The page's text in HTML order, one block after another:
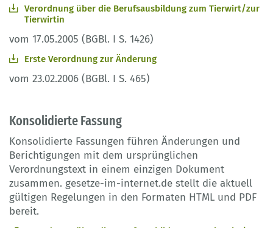
Verordnung über die Berufsausbildung zum Tierwirt/zur
Tierwirtin
vom 17.05.2005 (BGBl. I S. 1426)
Erste Verordnung zur Änderung
vom 23.02.2006 (BGBl. I S. 465)
Konsolidierte Fassung
Konsolidierte Fassungen führen Änderungen und
Berichtigungen mit dem ursprünglichen
Verordnungstext in einem einzigen Dokument
zusammen. gesetze-im-internet.de stellt die aktuell
gültigen Regelungen in den Formaten HTML und PDF
bereit.